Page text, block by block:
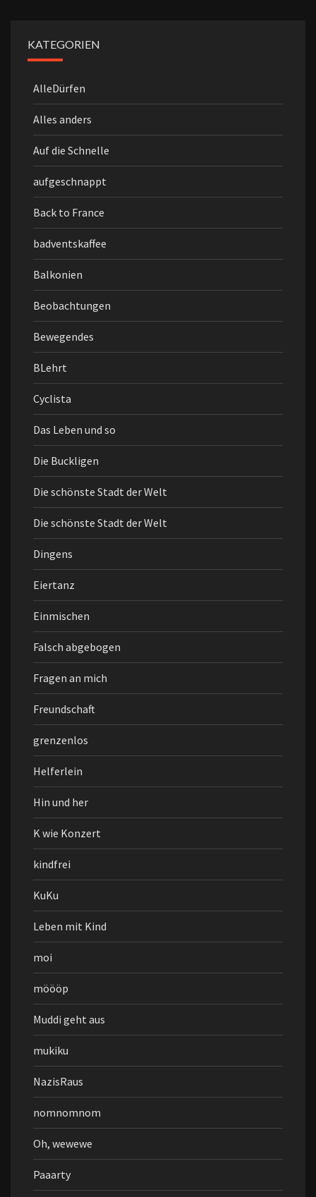
KATEGORIEN
AlleDürfen
Alles anders
Auf die Schnelle
aufgeschnappt
Back to France
badventskaffee
Balkonien
Beobachtungen
Bewegendes
BLehrt
Cyclista
Das Leben und so
Die Buckligen
Die schönste Stadt der Welt
Die schönste Stadt der Welt
Dingens
Eiertanz
Einmischen
Falsch abgebogen
Fragen an mich
Freundschaft
grenzenlos
Helferlein
Hin und her
K wie Konzert
kindfrei
KuKu
Leben mit Kind
moi
möööp
Muddi geht aus
mukiku
NazisRaus
nomnomnom
Oh, wewewe
Paaarty